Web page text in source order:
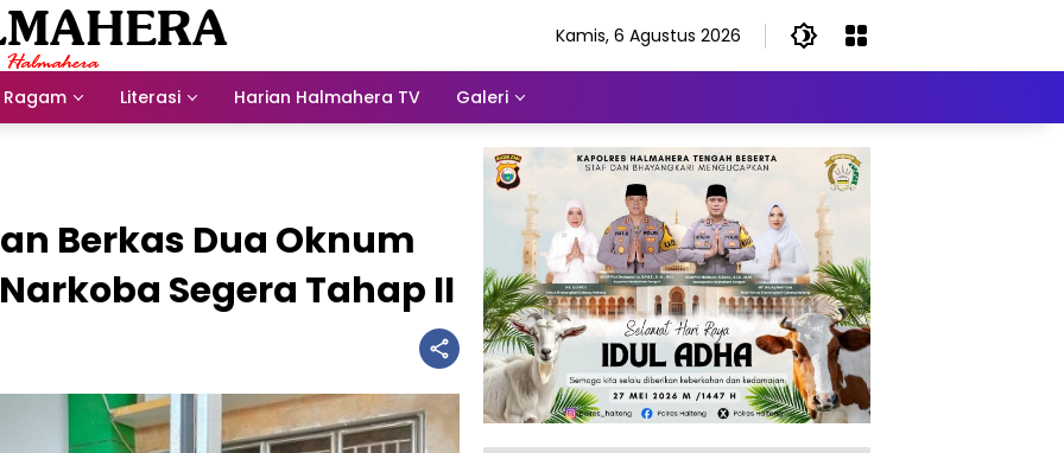
Kamis, 6 Agustus 2026
Ragam Literasi Harian Halmahera TV Galeri
Berkas Dua Oknum
Segera Tahap II